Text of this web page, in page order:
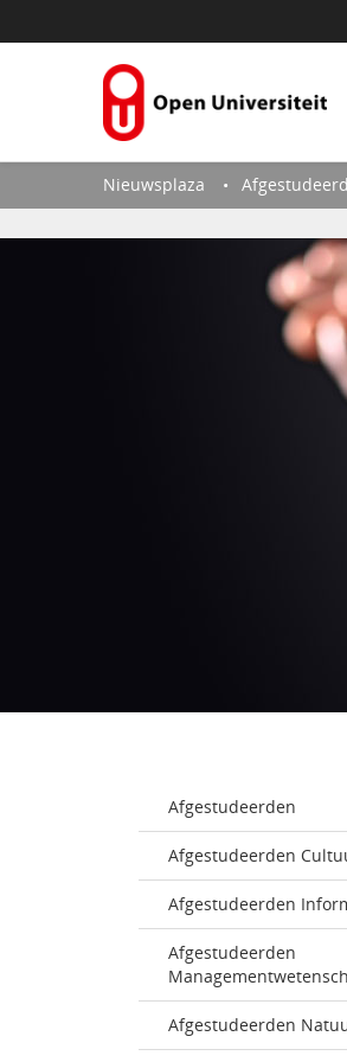
Nieuwsplaza
Afgestudeerden
Afgestudeerden
Afgestudeerden
Afgestudeerden
Afgestudeerden